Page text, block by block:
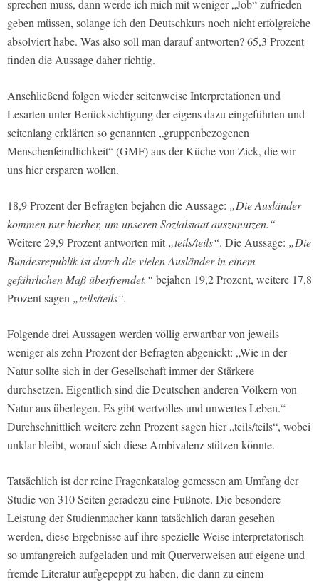
sprechen muss, dann werde ich mich mit weniger „Job“ zufrieden
geben müssen, solange ich den Deutschkurs noch nicht erfolgreiche
absolviert habe. Was also soll man darauf antworten? 65,3 Prozent
finden die Aussage daher richtig.
Anschließend folgen wieder seitenweise Interpretationen und
Lesarten unter Berücksichtigung der eigens dazu eingeführten und
seitenlang erklärten so genannten „gruppenbezogenen
Menschenfeindlichkeit“ (GMF) aus der Küche von Zick, die wir
uns hier ersparen wollen.
18,9 Prozent der Befragten bejahen die Aussage: „Die Ausländer
kommen nur hierher, um unseren Sozialstaat auszunutzen.“
Weitere 29,9 Prozent antworten mit „teils/teils“. Die Aussage: „Die
Bundesrepublik ist durch die vielen Ausländer in einem
gefährlichen Maß überfremdet.“ bejahen 19,2 Prozent, weitere 17,8
Prozent sagen „teils/teils“.
Folgende drei Aussagen werden völlig erwartbar von jeweils
weniger als zehn Prozent der Befragten abgenickt: „Wie in der
Natur sollte sich in der Gesellschaft immer der Stärkere
durchsetzen. Eigentlich sind die Deutschen anderen Völkern von
Natur aus überlegen. Es gibt wertvolles und unwertes Leben.“
Durchschnittlich weitere zehn Prozent sagen hier „teils/teils“, wobei
unklar bleibt, worauf sich diese Ambivalenz stützen könnte.
Tatsächlich ist der reine Fragenkatalog gemessen am Umfang der
Studie von 310 Seiten geradezu eine Fußnote. Die besondere
Leistung der Studienmacher kann tatsächlich daran gesehen
werden, diese Ergebnisse auf ihre spezielle Weise interpretatorisch
so umfangreich aufgeladen und mit Querverweisen auf eigene und
fremde Literatur aufgepeppt zu haben, die dann zu einem